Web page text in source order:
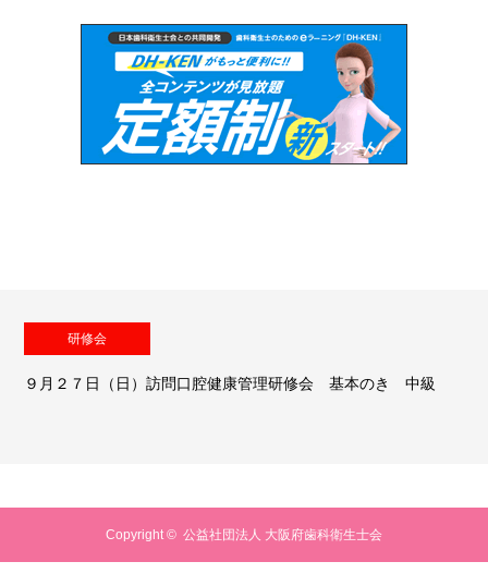
研修会
９月２７日（日）訪問口腔健康管理研修会 基本のき 中級
Copyright © 公益社団法人 大阪府歯科衛生士会